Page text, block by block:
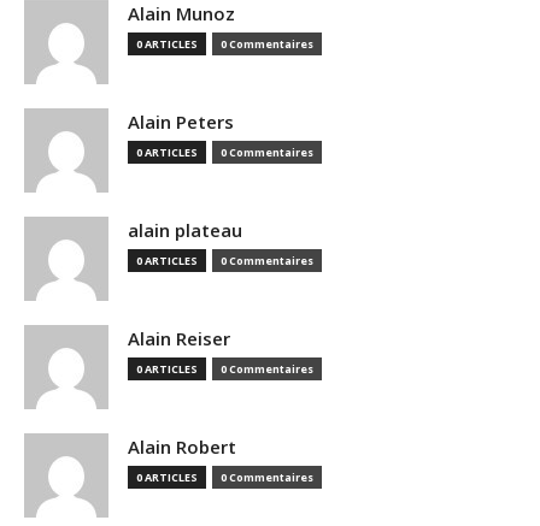
Alain Munoz
0 ARTICLES 0 Commentaires
Alain Peters
0 ARTICLES 0 Commentaires
alain plateau
0 ARTICLES 0 Commentaires
Alain Reiser
0 ARTICLES 0 Commentaires
Alain Robert
0 ARTICLES 0 Commentaires